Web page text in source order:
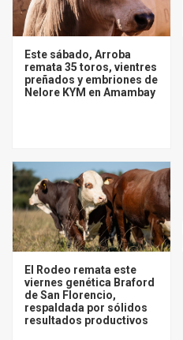
Este sábado, Arroba
remata 35 toros, vientres
preñados y embriones de
Nelore KYM en Amambay
El Rodeo remata este
viernes genética Braford
de San Florencio,
respaldada por sólidos
resultados productivos